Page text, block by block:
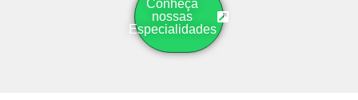
Conheça
nossas
Especialidades